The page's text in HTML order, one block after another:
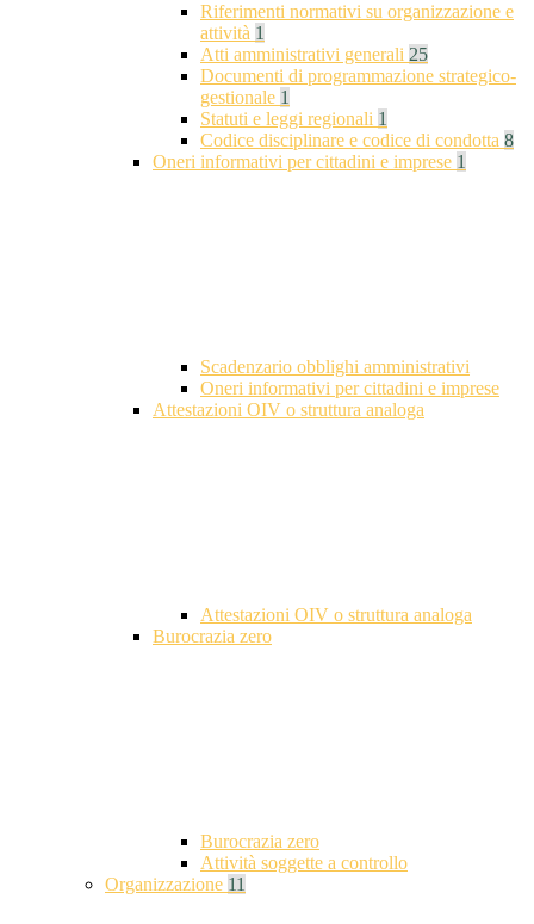
Riferimenti normativi su organizzazione e
attività 1
Atti amministrativi generali 25
Documenti di programmazione strategico-
gestionale 1
Statuti e leggi regionali 1
Codice disciplinare e codice di condotta 8
Oneri informativi per cittadini e imprese 1
Scadenzario obblighi amministrativi
Oneri informativi per cittadini e imprese
Attestazioni OIV o struttura analoga
Attestazioni OIV o struttura analoga
Burocrazia zero
Burocrazia zero
Attività soggette a controllo
Organizzazione 11